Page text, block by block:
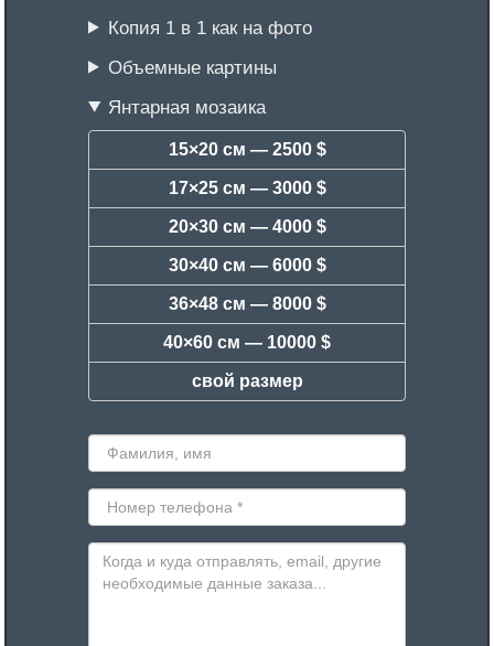
Копия 1 в 1 как на фото
Объемные картины
Янтарная мозаика
15×20 см — 2500 $
17×25 см — 3000 $
20×30 см — 4000 $
30×40 см — 6000 $
36×48 см — 8000 $
40×60 см — 10000 $
свой размер